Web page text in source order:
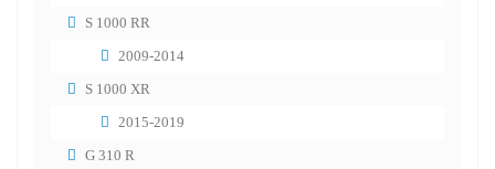
S 1000 RR
2009-2014
S 1000 XR
2015-2019
G 310 R